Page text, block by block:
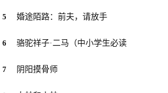
5 婚途陌路：前夫，请放手
6 骆驼祥子·二马（中小学生必读
7 阴阳摸骨师